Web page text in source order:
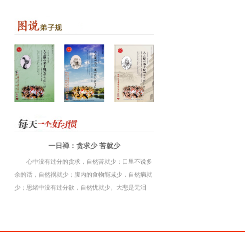
一日禅：贪求少 苦就少
心中没有过分的贪求，自然苦就少；口里不说多
余的话，自然祸就少；腹内的食物能减少，自然病就
少；思绪中没有过分欲，自然忧就少。大悲是无泪